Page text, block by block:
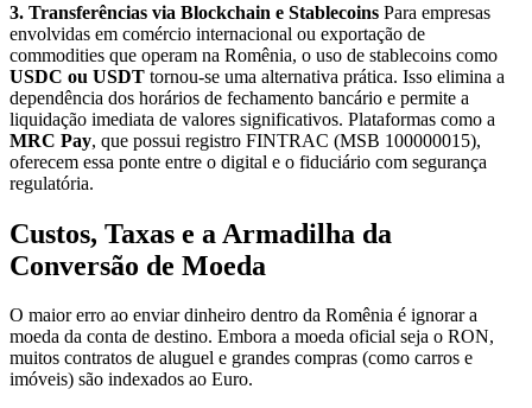
3. Transferências via Blockchain e Stablecoins Para empresas
envolvidas em comércio internacional ou exportação de
commodities que operam na Romênia, o uso de stablecoins como
USDC ou USDT tornou-se uma alternativa prática. Isso elimina a
dependência dos horários de fechamento bancário e permite a
liquidação imediata de valores significativos. Plataformas como a
MRC Pay, que possui registro FINTRAC (MSB 100000015),
oferecem essa ponte entre o digital e o fiduciário com segurança
regulatória.
Custos, Taxas e a Armadilha da
Conversão de Moeda
O maior erro ao enviar dinheiro dentro da Romênia é ignorar a
moeda da conta de destino. Embora a moeda oficial seja o RON,
muitos contratos de aluguel e grandes compras (como carros e
imóveis) são indexados ao Euro.